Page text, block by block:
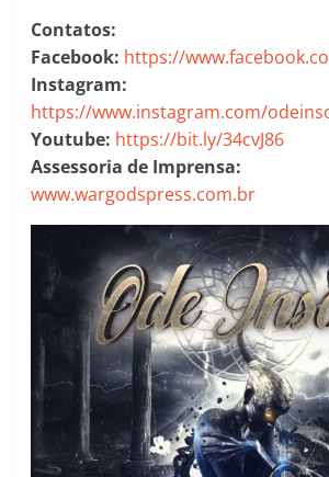
Contatos:
Facebook: https://
Instagram:
https://www.instagram.com/
Youtube: https://bit.ly/34cvJ86
Assessoria de Imprensa:
www.wargodspress.com.br